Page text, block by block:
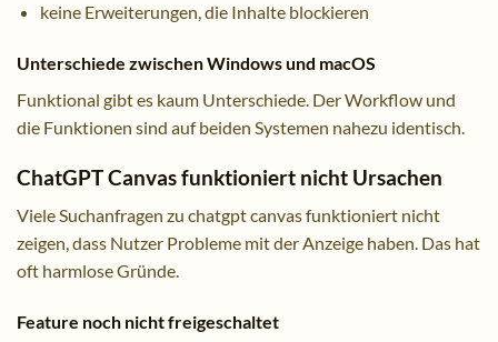
keine Erweiterungen, die Inhalte blockieren
Unterschiede zwischen Windows und macOS
Funktional gibt es kaum Unterschiede. Der Workflow und
die Funktionen sind auf beiden Systemen nahezu identisch.
ChatGPT Canvas funktioniert nicht Ursachen
Viele Suchanfragen zu chatgpt canvas funktioniert nicht
zeigen, dass Nutzer Probleme mit der Anzeige haben. Das hat
oft harmlose Gründe.
Feature noch nicht freigeschaltet